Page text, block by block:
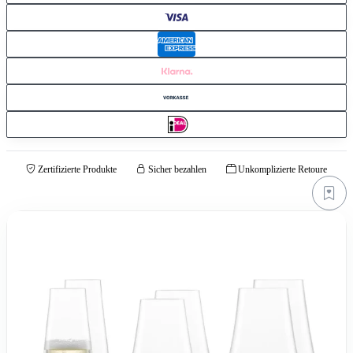
Zertifizierte Produkte Sicher bezahlen Unkomplizierte Retoure